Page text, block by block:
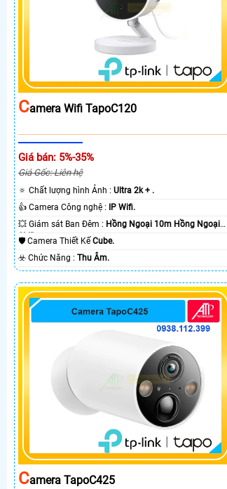
CAmera Wifi TapoC120
Giá bán: 5%-35%
Giá Gốc: Liên hệ
🔅 Chất lượng hình Ảnh : Ultra 2k + .
👍 Camera Công nghệ :
IP Wifi.
💥 Giám sát Ban Đêm : Hồng Ngoại 10m Hồng Ngoại
SMD.🛡 Camera Thiết Kế Cube.
️☣️ Chức Năng : Thu Âm.
CAmera TapoC425